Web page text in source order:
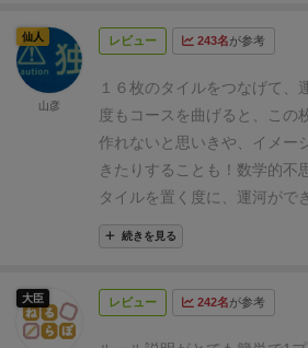
life.com/play/
の方法もあるんだろうなあっ
とやってみよう」ぐらいの気
いいと思います。
レビュー 243名が参考
１６枚のタイルをつなげて、
度もコースを曲げると、この
作れないと思いきや、イメー
きたりすることも！数学的不
タイルを置く度に、運河がで
ギリの状況が近づいてきて背
品ならでわの味わいの有るゲ
続きを見る
仙人
山彦
レビュー 242名が参考
大臣